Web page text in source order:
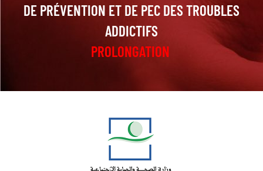
DE PRÉVENTION ET DE PEC DES TROUBLES
ADDICTIFS
PROLONGATION